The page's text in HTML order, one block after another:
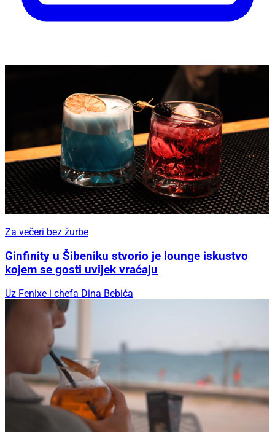
Za večeri bez žurbe
Ginfinity u Šibeniku stvorio je lounge iskustvo
kojem se gosti uvijek vraćaju
Uz Fenixe i chefa Dina Bebića